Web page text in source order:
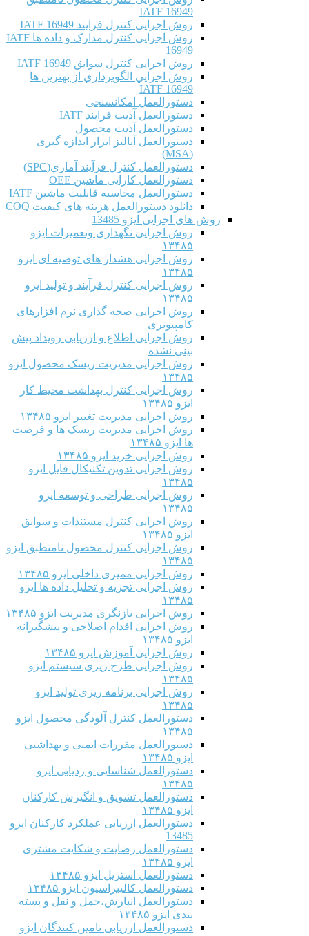
IATF 16949
روش اجرایی کنترل فرایند IATF 16949
روش اجرایی کنترل مدارک و داده ها IATF
16949
روش اجرایی کنترل سوابق IATF 16949
روش اجرايي الگوبرداري از بهترين ها
IATF 16949
دستورالعمل امکانسنجی
دستورالعمل آدیت فرایند IATF
دستورالعمل آدیت محصول
دستورالعمل آنالیز ابزار اندازه گیری
(MSA)
دستورالعمل کنترل فرآیند آماری(SPC)
دستورالعمل کارایی ماشین OEE
دستورالعمل محاسبه قابلیت ماشین IATF
دانلود دستورالعمل هزینه های کیفیت COQ
روش های اجرایی ایزو 13485
روش اجرایی نگهداری وتعمیرات ایزو
۱۳۴۸۵
روش اجرایی هشدار های توصیه ای ایزو
۱۳۴۸۵
روش اجرایی کنترل فرآیند و تولید ایزو
۱۳۴۸۵
روش اجرایی صحه گذاری نرم افزارهای
کامپیوتری
روش اجرایی اطلاع و ارزیابی رویداد پیش
بینی نشده
روش اجرایی مدیریت ریسک محصول ایزو
۱۳۴۸۵
روش اجرایی کنترل بهداشت محیط کار
ایزو ۱۳۴۸۵
روش اجرایی مدیریت تغییر ایزو ۱۳۴۸۵
روش اجرایی مدیریت ریسک ها و فرصت
ها ایزو ۱۳۴۸۵
روش اجرایی خرید ایزو ۱۳۴۸۵
روش اجرایی تدوین تکنیکال فایل ایزو
۱۳۴۸۵
روش اجرایی طراحی و توسعه ایزو
۱۳۴۸۵
روش اجرایی کنترل مستندات و سوابق
ایزو ۱۳۴۸۵
روش اجرایی کنترل محصول نامنطبق ایزو
۱۳۴۸۵
روش اجرایی ممیزی داخلی ایزو ۱۳۴۸۵
روش اجرایی تجزیه و تحلیل داده ها ایزو
۱۳۴۸۵
روش اجرایی بازنگری مدیریت ایزو ۱۳۴۸۵
روش اجرایی اقدام اصلاحی و پیشگیرانه
ایزو ۱۳۴۸۵
روش اجرایی آموزش ایزو ۱۳۴۸۵
روش اجرایی طرح ریزی سیستم ایزو
۱۳۴۸۵
روش اجرایی برنامه ریزی تولید ایزو
۱۳۴۸۵
دستورالعمل کنترل آلودگی محصول ایزو
۱۳۴۸۵
دستورالعمل مقررات ایمنی و بهداشتی
ایزو ۱۳۴۸۵
دستورالعمل شناسایی و ردیابی ایزو
۱۳۴۸۵
دستورالعمل تشویق و انگیزش کارکنان
ایزو ۱۳۴۸۵
دستورالعمل ارزیابی عملکرد کارکنان ایزو
13485
دستورالعمل رضایت و شکایت مشتری
ایزو ۱۳۴۸۵
دستورالعمل استریل ایزو ۱۳۴۸۵
دستورالعمل کالیبراسیون ایزو ۱۳۴۸۵
دستورالعمل انبارش،حمل و نقل و بسته
بندی ایزو ۱۳۴۸۵
دستورالعمل ارزیابی تامین کنندگان ایزو